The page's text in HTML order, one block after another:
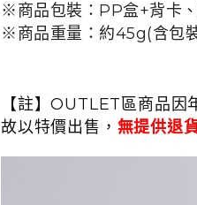
※商品包裝： PP盒+背卡、
※商品重量：約45g(含包
【註】OUTLET區商品
故以特價出售， 無提供退